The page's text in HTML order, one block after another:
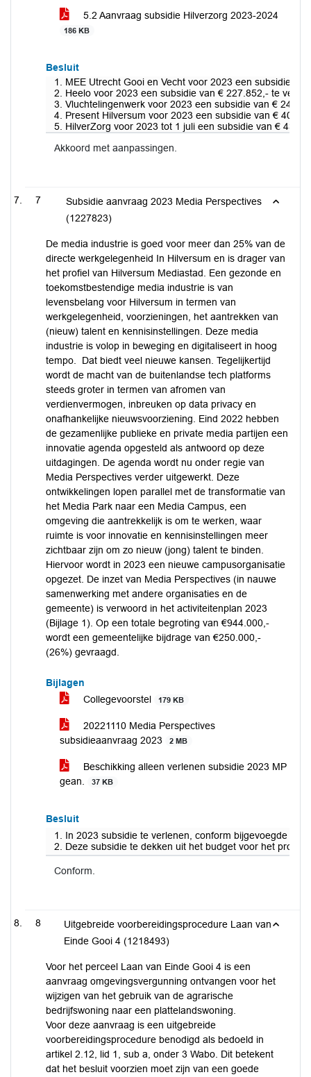
5.2 Aanvraag subsidie Hilverzorg 2023-2024
186 KB
Besluit
1. MEE Utrecht Gooi en Vecht voor 2023 een subsidie
2. Heelo voor 2023 een subsidie van € 227.852,- te
3. Vluchtelingenwerk voor 2023 een subsidie van €
4. Present Hilversum voor 2023 een subsidie van €
5. HilverZorg voor 2023 tot 1 juli een subsidie van €
Akkoord met aanpassingen.
7
Subsidie aanvraag 2023 Media Perspectives
(1227823)
De media industrie is goed voor meer dan 25% van de
directe werkgelegenheid In Hilversum en is drager van
het profiel van Hilversum Mediastad. Een gezonde en
toekomstbestendige media industrie is van
levensbelang voor Hilversum in termen van
werkgelegenheid, voorzieningen, het aantrekken van
(nieuw) talent en kennisinstellingen. Deze media
industrie is volop in beweging en digitaliseert in hoog
tempo. Dat biedt veel nieuwe kansen. Tegelijkertijd
wordt de macht van de buitenlandse tech platforms
steeds groter in termen van afromen van
verdienvermogen, inbreuken op data privacy en
onafhankelijke nieuwsvoorziening. Eind 2022 hebben
de gezamenlijke publieke en private media partijen een
innovatie agenda opgesteld als antwoord op deze
uitdagingen. De agenda wordt nu onder regie van
Media Perspectives verder uitgewerkt. Deze
ontwikkelingen lopen parallel met de transformatie van
het Media Park naar een Media Campus, een
omgeving die aantrekkelijk is om te werken, waar
ruimte is voor innovatie en kennisinstellingen meer
zichtbaar zijn om zo nieuw (jong) talent te binden.
Hiervoor wordt in 2023 een nieuwe campusorganisatie
opgezet. De inzet van Media Perspectives (in nauwe
samenwerking met andere organisaties en de
gemeente) is verwoord in het activiteitenplan 2023
(Bijlage 1). Op een totale begroting van €944.000,-
wordt een gemeentelijke bijdrage van €250.000,-
(26%) gevraagd.
Bijlagen
Collegevoorstel
179 KB
20221110 Media Perspectives
subsidieaanvraag 2023
2 MB
Beschikking alleen verlenen subsidie 2023 MP
gean.
37 KB
Besluit
1. In 2023 subsidie te verlenen, conform bijgevoegde
2. Deze subsidie te dekken uit het budget voor het
Conform.
8
Uitgebreide voorbereidingsprocedure Laan van
Einde Gooi 4 (1218493)
Voor het perceel Laan van Einde Gooi 4 is een
aanvraag omgevingsvergunning ontvangen voor het
wijzigen van het gebruik van de agrarische
bedrijfswoning naar een plattelandswoning.
Voor deze aanvraag is een uitgebreide
voorbereidingsprocedure benodigd als bedoeld in
artikel 2.12, lid 1, sub a, onder 3 Wabo. Dit betekent
dat het besluit voorzien moet zijn van een goede